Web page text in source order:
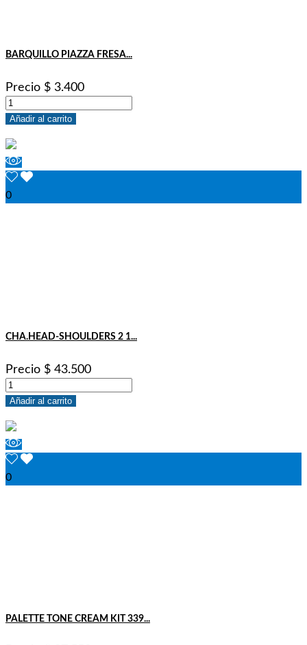
BARQUILLO PIAZZA FRESA...
Precio $ 3.400
Añadir al carrito
0
CHA.HEAD-SHOULDERS 2 1...
Precio $ 43.500
Añadir al carrito
0
PALETTE TONE CREAM KIT 339...